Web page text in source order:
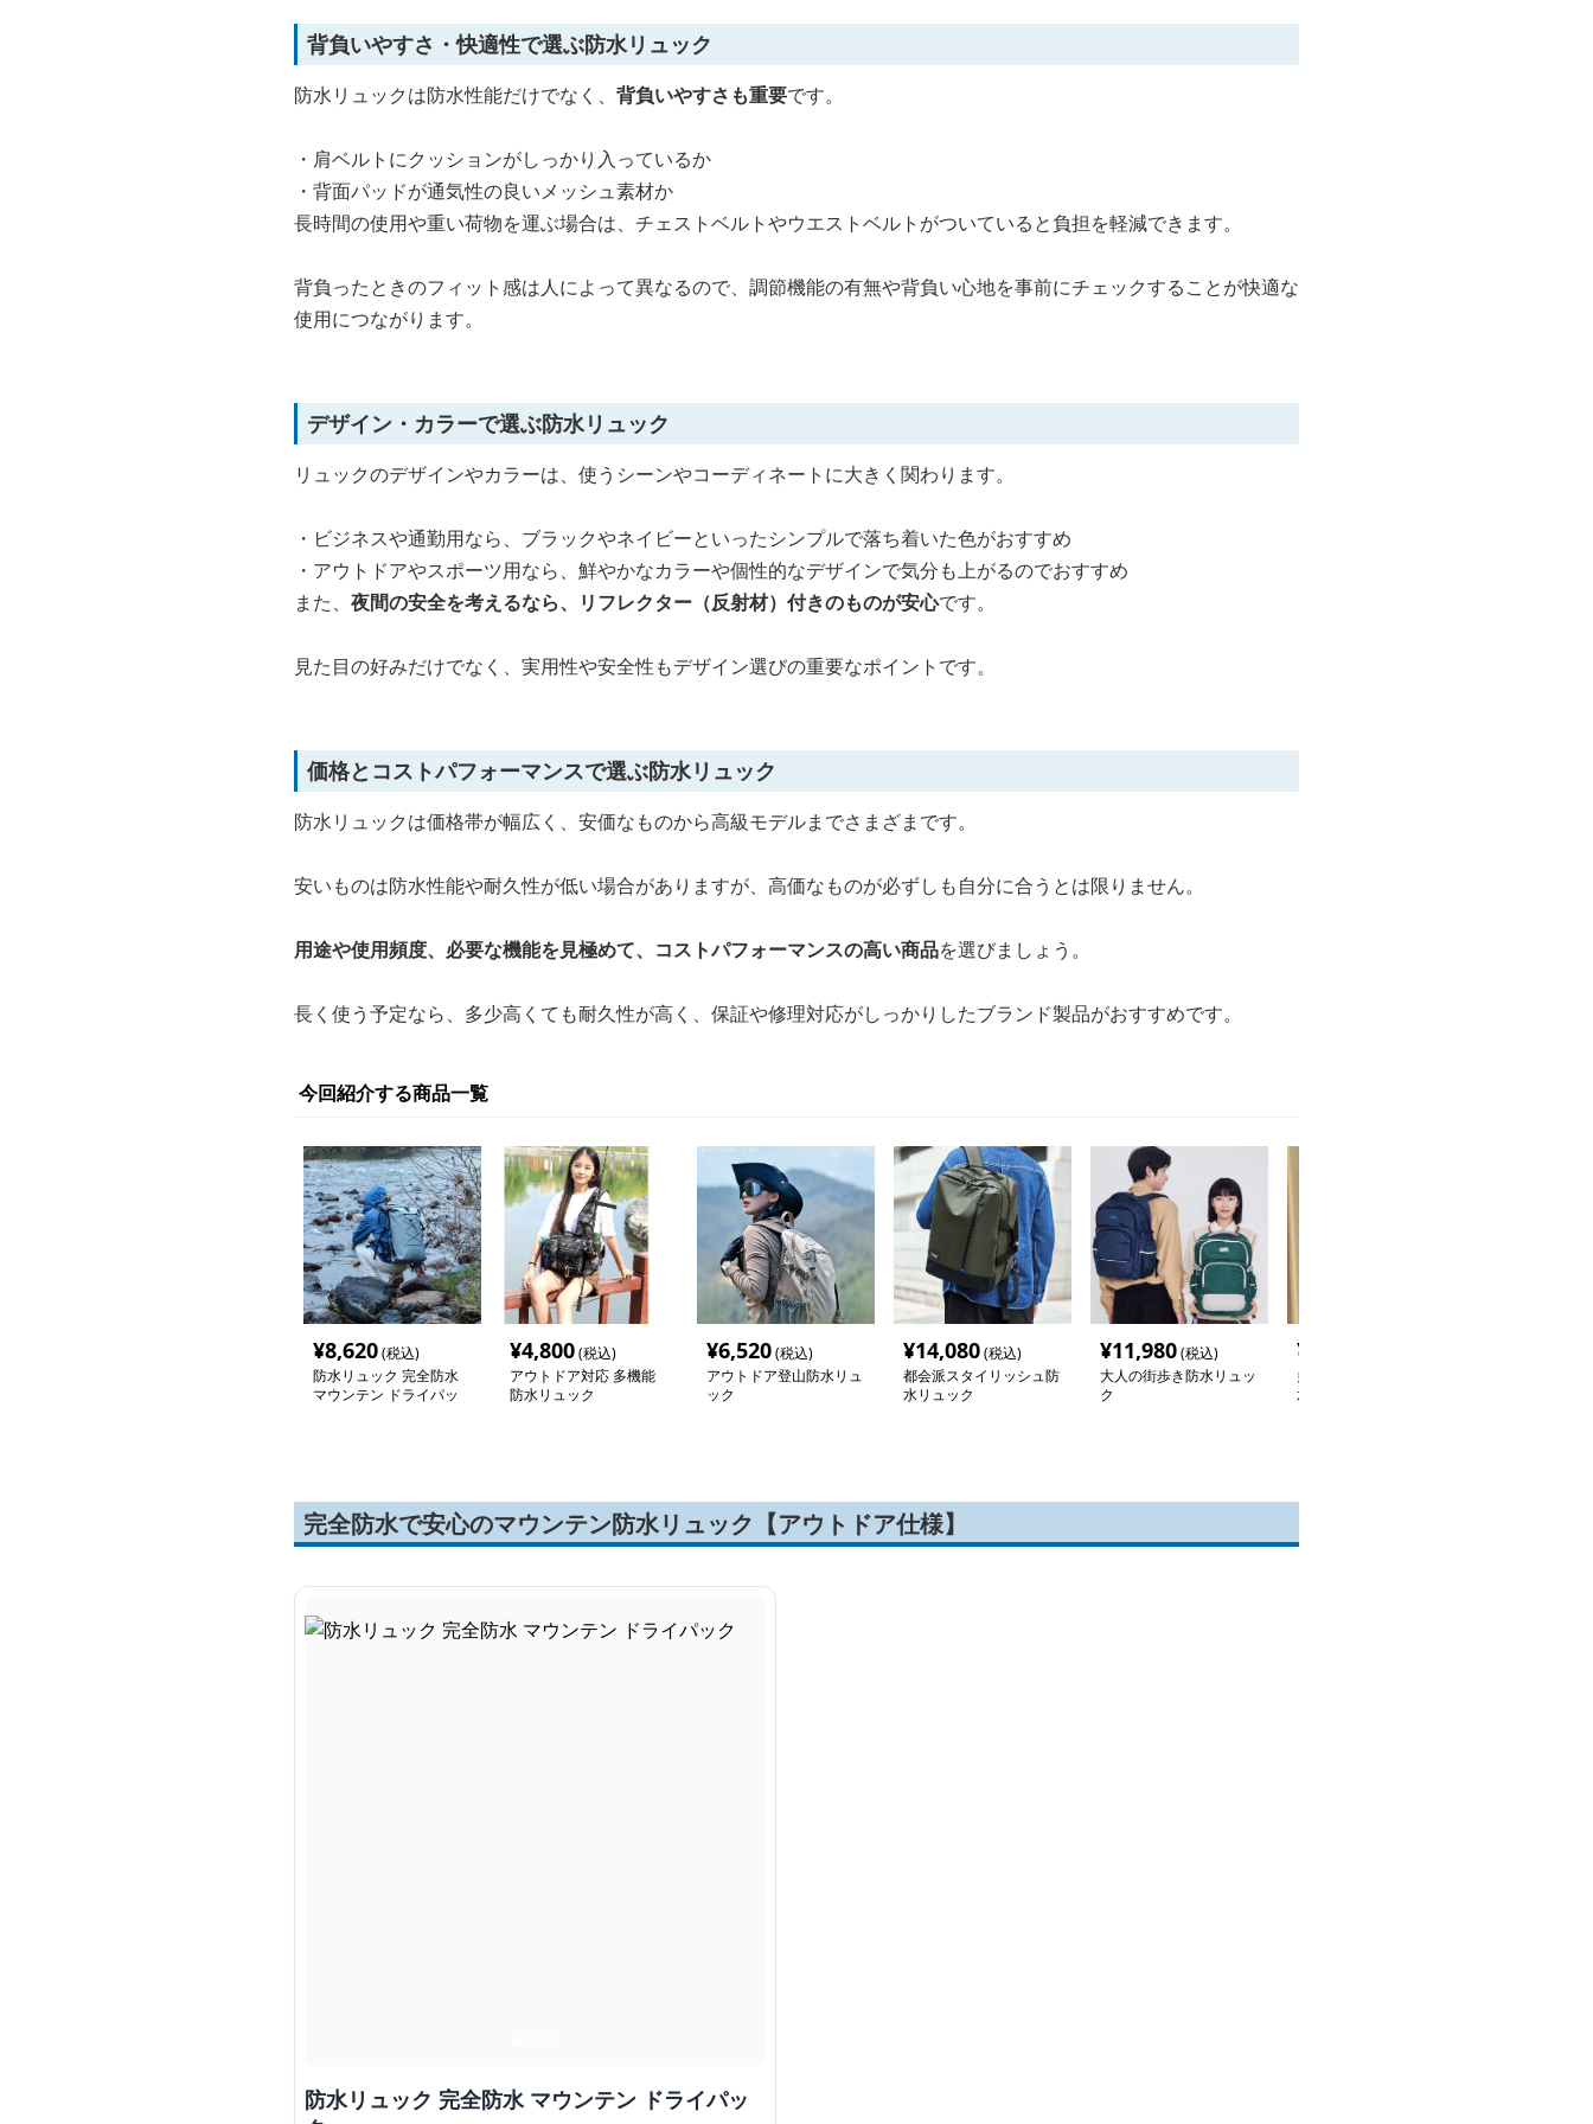
背負いやすさ・快適性で選ぶ防水リュック
防水リュックは防水性能だけでなく、 背負いやすさも重要です。
・肩ベルトにクッションがしっかり入っているか
・背面パッドが通気性の良いメッシュ素材か
長時間の使用や重い荷物を運ぶ場合は、チェストベルトやウエストベルトがついていると負担を軽減できます。
背負ったときのフィット感は人によって異なるので、調節機能の有無や背負い心地を事前にチェックすることが快適な
使用につながります。
デザイン・カラーで選ぶ防水リュック
リュックのデザインやカラーは、使うシーンやコーディネートに大きく関わります。
・ビジネスや通勤用なら、ブラックやネイビーといったシンプルで落ち着いた色がおすすめ
・アウトドアやスポーツ用なら、鮮やかなカラーや個性的なデザインで気分も上がるのでおすすめ
また、 夜間の安全を考えるなら、リフレクター（反射材）付きのものが安心です。
見た目の好みだけでなく、実用性や安全性もデザイン選びの重要なポイントです。
価格とコストパフォーマンスで選ぶ防水リュック
防水リュックは価格帯が幅広く、安価なものから高級モデルまでさまざまです。
安いものは防水性能や耐久性が低い場合がありますが、高価なものが必ずしも自分に合うとは限りません。
用途や使用頻度、必要な機能を見極めて、コストパフォーマンスの高い商品を選びましょう。
長く使う予定なら、多少高くても耐久性が高く、保証や修理対応がしっかりしたブランド製品がおすすめです。
今回紹介する商品一覧
¥8,620(税込)
防水リュック 完全防水
マウンテン ドライパッ
¥4,800(税込)
アウトドア対応 多機能
防水リュック
¥6,520(税込)
アウトドア登山防水リュ
ック
¥14,080(税込)
都会派スタイリッシュ防
水リュック
¥11,980(税込)
大人の街歩き防水リュッ
ク
¥
多機能スタイリッシュ防
水リュック
完全防水で安心のマウンテン防水リュック【アウトドア仕様】
防水リュック 完全防水 マウンテン ドライパッ